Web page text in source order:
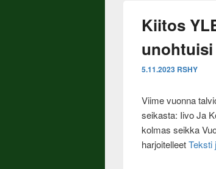
Kiitos
unohtuisi
5.11.2023 RSHY
Viime vuonna
seikasta: Iivo Ja
kolmas seikka
harjoitelleet